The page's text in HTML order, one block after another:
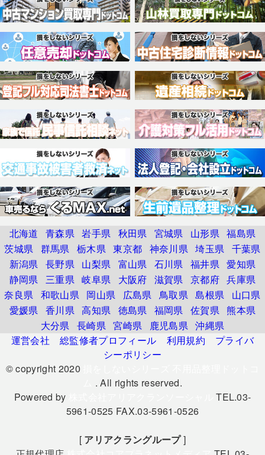
北海道 青森県 岩手県 秋田県 宮城県 山形県 福島県
茨城県 群馬県 栃木県 東京都 神奈川県 埼玉県 千葉県
新潟県 長野県 山梨県 富山県 石川県 福井県 愛知県
静岡県 三重県 岐阜県 大阪府 滋賀県 京都府 兵庫県
奈良県 和歌山県 岡山県 広島県 鳥取県 島根県
山口県
愛媛県 香川県 高知県 徳島県 福岡県 佐賀県 熊本県
大分県 長崎県 宮崎県 鹿児島県 沖縄県
運営会社
総監修者プロフィール 利用規約
プライバ
シーポリシー
© copyright 2020
. All rights reserved.
Powered by
TEL.03-
5961-0525 FAX.03-5961-0526
[ アリアクラングループ]